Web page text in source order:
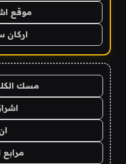
موقع
اركان
مسك
مرابع